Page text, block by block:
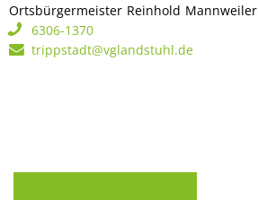
Ortsbürgermeister Reinhold Mannweiler
6306-1370
trippstadt@vglandstuhl.de